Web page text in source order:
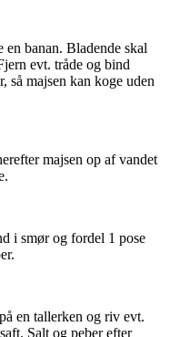
banan. Bladende skal
evt. tråde og bind
så majsen kan koge uden
majsen op af vandet
i smør og fordel 1 pose
en tallerken og riv evt.
Salt og peber efter